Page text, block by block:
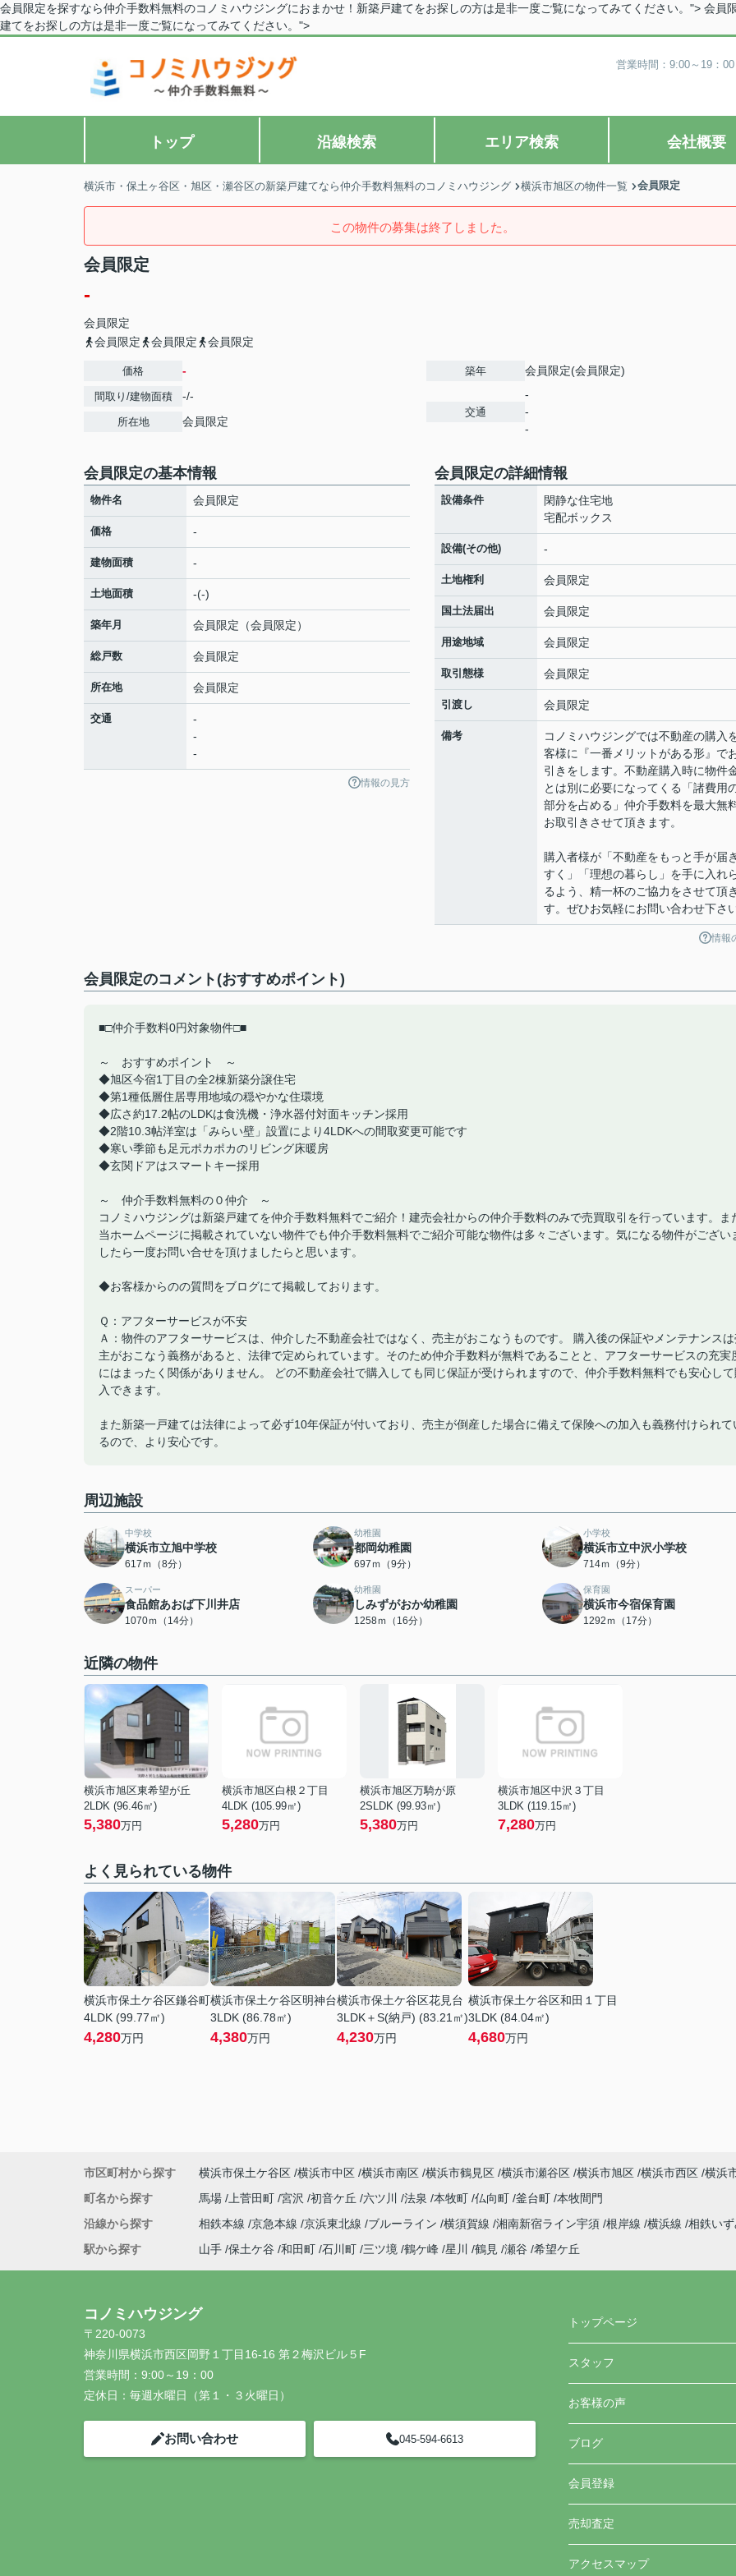
会員限定を探すなら仲介手数料無料のコノミハウジングにおまかせ！新築戸建てをお探しの方は是非一度ご覧になってみてください。"> 会員
建てをお探しの方は是非一度ご覧になってみてください。">
営業時間：9:00～19：
トップ 沿線検索 エリア検索 会社概要
横浜市・保土ヶ谷区・旭区・瀬谷区の新築戸建てなら仲介手数料無料のコノミハウジング 横浜市旭区の物件一覧 会員限定
この物件の募集は終了しました。
会員限定
-
会員限定
会員限定
会員限定 会員限定
価格 -
間取り/建物面積 -/-
所在地 会員限定
築年 会員限定(会員限定)
交通
-
-
-
会員限定の基本情報
物件名 会員限定
価格 -
建物面積 -
土地面積 -(-)
築年月 会員限定 （会員限定）
総戸数 会員限定
所在地 会員限定
交通
-
-
-
情報の見方
会員限定の詳細情報
設備条件
閑静な住宅地
宅配ボックス
設備(その他) -
土地権利 会員限定
国土法届出 会員限定
用途地域 会員限定
取引態様 会員限定
引渡し 会員限定
備考
コノミハウジングでは不動産の購入
客様に『一番メリットがある形』で
引きをします。不動産購入時に物件
とは別に必要になってくる「諸費用
部分を占める」仲介手数料を最大無
お取引きさせて頂きます。
購入者様が「不動産をもっと手が届
すく」「理想の暮らし」を手に入れ
るよう、精一杯のご協力をさせて頂
す。ぜひお気軽にお問い合わせ下さい
情報
会員限定のコメント(おすすめポイント)
■□仲介手数料0円対象物件□■
～ おすすめポイント ～
◆旭区今宿1丁目の全2棟新築分譲住宅
◆第1種低層住居専用地域の穏やかな住環境
◆広さ約17.2帖のLDKは食洗機・浄水器付対面キッチン採用
◆2階10.3帖洋室は「みらい壁」設置により4LDKへの間取変更可能です
◆寒い季節も足元ポカポカのリビング床暖房
◆玄関ドアはスマートキー採用
～ 仲介手数料無料の０仲介 ～
コノミハウジングは新築戸建てを仲介手数料無料でご紹介！建売会社からの仲介手数料のみで売買取引を行っています。ま
当ホームページに掲載されていない物件でも仲介手数料無料でご紹介可能な物件は多々ございます。気になる物件がござい
したら一度お問い合せを頂けましたらと思います。
◆お客様からのの質問をブログにて掲載しております。
Ｑ：アフターサービスが不安
Ａ：物件のアフターサービスは、仲介した不動産会社ではなく、売主がおこなうものです。 購入後の保証やメンテナンスは
主がおこなう義務があると、法律で定められています。そのため仲介手数料が無料であることと、アフターサービスの充実
にはまったく関係がありません。 どの不動産会社で購入しても同じ保証が受けられますので、仲介手数料無料でも安心し
入できます。
また新築一戸建ては法律によって必ず10年保証が付いており、売主が倒産した場合に備えて保険への加入も義務付けられて
るので、より安心です。
周辺施設
中学校
横浜市立旭中学校
617ｍ（8分）
幼稚園
都岡幼稚園
697ｍ（9分）
小学校
横浜市立中沢小学校
714ｍ（9分）
スーパー
食品館あおば下川井店
1070ｍ（14分）
幼稚園
しみずがおか幼稚園
1258ｍ（16分）
保育園
横浜市今宿保育園
1292ｍ（17分）
近隣の物件
横浜市旭区東希望が丘
2LDK (96.46㎡)
5,380万円
横浜市旭区白根２丁目
4LDK (105.99㎡)
5,280万円
横浜市旭区万騎が原
2SLDK (99.93㎡)
5,380万円
横浜市旭区中沢３丁目
3LDK (119.15㎡)
7,280万円
よく見られている物件
横浜市保土ケ谷区鎌谷町
4LDK (99.77㎡)
4,280万円
横浜市保土ケ谷区明神台
3LDK (86.78㎡)
4,380万円
横浜市保土ケ谷区花見台
3LDK＋S(納戸) (83.21㎡)
4,230万円
横浜市保土ケ谷区和田１丁目
3LDK (84.04㎡)
4,680万円
市区町村から探す 横浜市保土ケ谷区 横浜市中区 横浜市南区 横浜市鶴見区 横浜市瀬谷区 横浜市旭区 横浜市西区 横浜
町名から探す
馬場 上菅田町 宮沢 初音ケ丘 六ツ川 法泉 本牧町 仏向町 釜台町 本牧間門
沿線から探す
相鉄本線 京急本線 京浜東北線 ブルーライン 横須賀線 湘南新宿ライン宇須 根岸線 横浜線 相鉄い
駅から探す
山手 保土ケ谷 和田町 石川町 三ツ境 鶴ケ峰 星川 鶴見 瀬谷 希望ケ丘
コノミハウジング
〒220-0073
神奈川県横浜市西区岡野１丁目16-16 第２梅沢ビル５F
営業時間： 9:00～19：00
定休日： 毎週水曜日（第１・３火曜日）
お問い合わせ 045-594-6613
トップページ
スタッフ
お客様の声
ブログ
会員登録
売却査定
アクセスマップ